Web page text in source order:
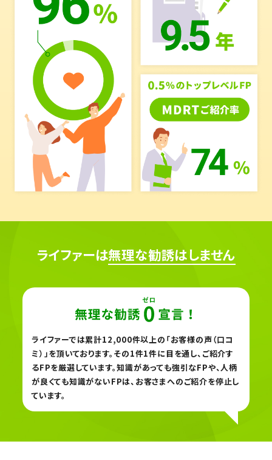
ライファーは無理な勧誘はしません
ライファーでは累計12,000件以上の「お客様の声（口コ
ミ）」を頂いております。 その1件1件に目を通し、ご紹介す
るFPを厳選しています。知識があっても強引なFPや、人柄
が良くても知識がないFPは、お客さまへのご紹介を停止し
ています。